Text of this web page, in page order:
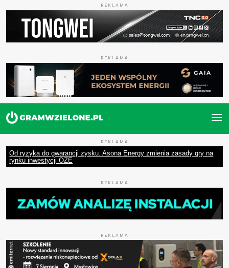
REKLAMA
REKLAMA
REKLAMA
Od ryzyka do gwarancji zysku. Asona Energy zmienia zasady gry na
rynku inwestycji OZE
REKLAMA
REKLAMA